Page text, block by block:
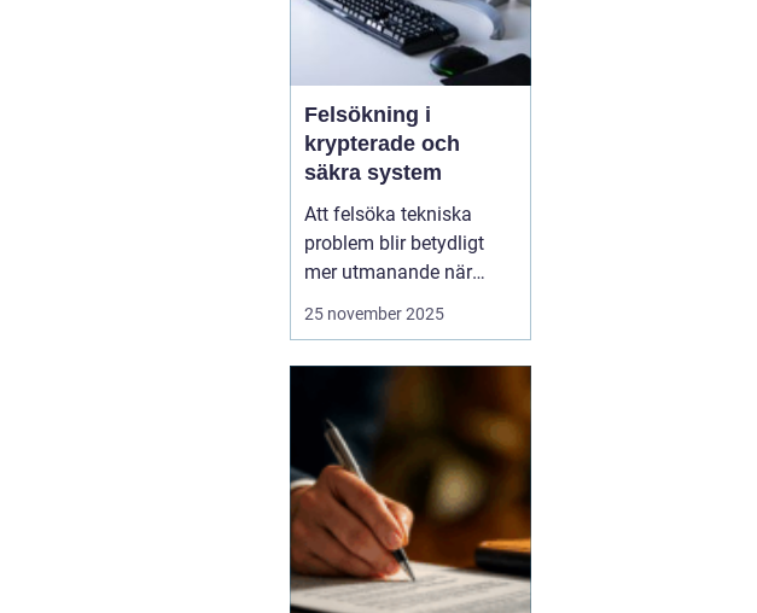
Felsökning i
krypterade och
säkra system
Att felsöka tekniska
problem blir betydligt
mer utmanande när
system är krypterade
vilket innebär att vanliga
felsökningsmetoder inte
alltid...
25 november 2025